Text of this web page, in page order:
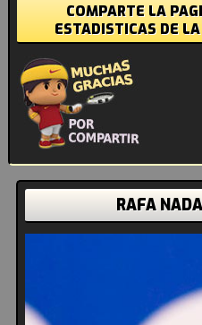
COMPARTE LA
ESTADISTICAS DE
RAFA